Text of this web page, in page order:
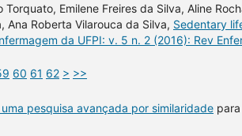
Torquato, Emilene Freires da Silva, Aline
Ana Roberta Vilarouca da Silva, Sedentary
da UFPI: v. 5 n. 2 (2016): Rev
60 61 62 > >>
pesquisa avançada por similaridade